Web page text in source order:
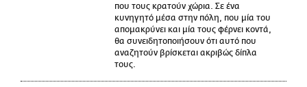
που τους κρατούν χώρια. Σε ένα
κυνηγητό μέσα στην πόλη, που μία του
απομακρύνει και μία τους φέρνει κοντά,
θα συνειδητοποιήσουν ότι αυτό που
αναζητούν βρίσκεται ακριβώς δίπλα
τους.